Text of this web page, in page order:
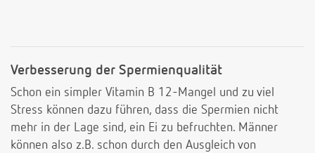
Verbesserung der Spermienqualität
Schon ein simpler Vitamin B 12-Mangel und zu viel
Stress können dazu führen, dass die Spermien nicht
mehr in der Lage sind, ein Ei zu befruchten. Männer
können also z.B. schon durch den Ausgleich von